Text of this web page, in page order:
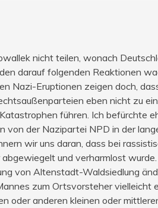
nicht teilen, wonach
darauf folgenden Reaktionen
Nazi-Eruptionen zeigen doch,
eben nicht zu
führen. Ich befürchte
von der Nazipartei NPD in der
wir uns daran, dass bei
und verharmlost
von Altenstadt-Waldsiedlung
zum Ortsvorsteher vielleicht
oder anderen kleinen oder